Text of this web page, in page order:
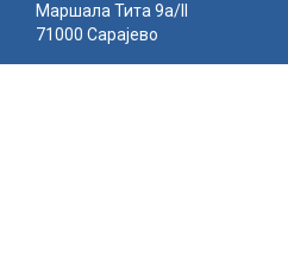
Маршала Тита 9а/II
71000 Сарајево